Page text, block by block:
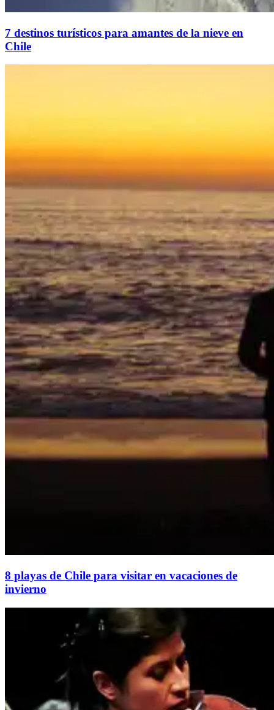
7 destinos turísticos para amantes de la nieve en
Chile
8 playas de Chile para visitar en vacaciones de
invierno